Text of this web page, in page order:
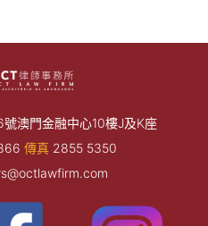
澳門金融中心10樓J及K座
傳真 2855 5350